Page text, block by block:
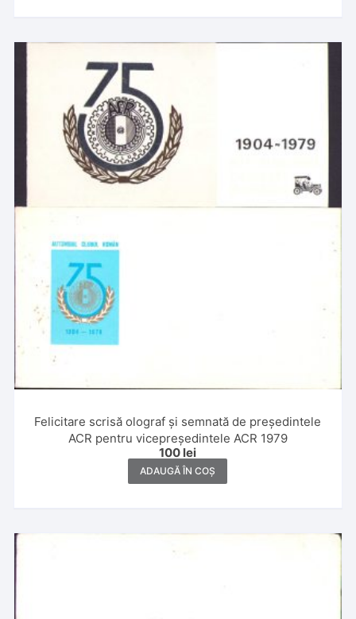
Felicitare scrisă olograf și semnată de președintele
ACR pentru vicepreședintele ACR 1979
100 lei
ADAUGĂ ÎN COȘ